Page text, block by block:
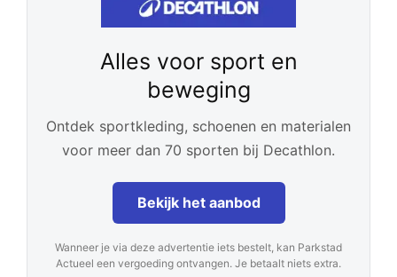
Alles voor sport en
beweging
Ontdek sportkleding, schoenen en materialen
voor meer dan 70 sporten bij Decathlon.
Bekijk het aanbod
Wanneer je via deze advertentie iets bestelt, kan Parkstad
Actueel een vergoeding ontvangen. Je betaalt niets extra.